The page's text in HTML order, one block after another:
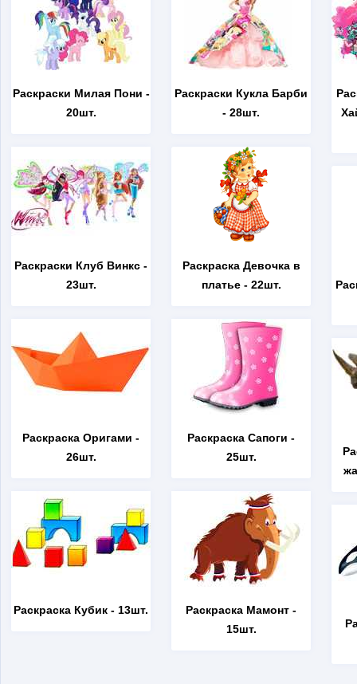
Раскраски Милая Пони -
20шт.
Раскраски Клуб Винкс -
23шт.
Раскраска Оригами -
26шт.
Раскраска Кубик - 13шт.
Раскраски Кукла Барби
- 28шт.
Раскраска Девочка в
платье- 22шт.
Раскраска Сапоги -
25шт.
Раскраска Мамонт -
15шт.